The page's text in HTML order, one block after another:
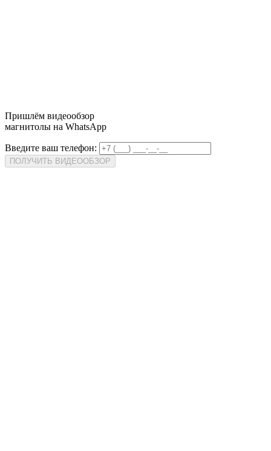
Пришлём видеообзор
магнитолы на WhatsApp
Введите ваш телефон:
ПОЛУЧИТЬ ВИДЕООБЗОР